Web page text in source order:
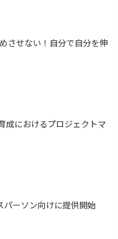
させない！自分で自分を伸
成におけるプロジェクトマ
ーソン向けに提供開始